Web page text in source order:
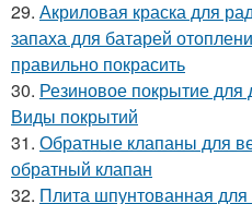
29. Акриловая краска для
запаха для батарей
правильно покрасить
30. Резиновое покрытие для
Виды покрытий
31. Обратные клапаны для
обратный клапан
32. Плита шпунтованная